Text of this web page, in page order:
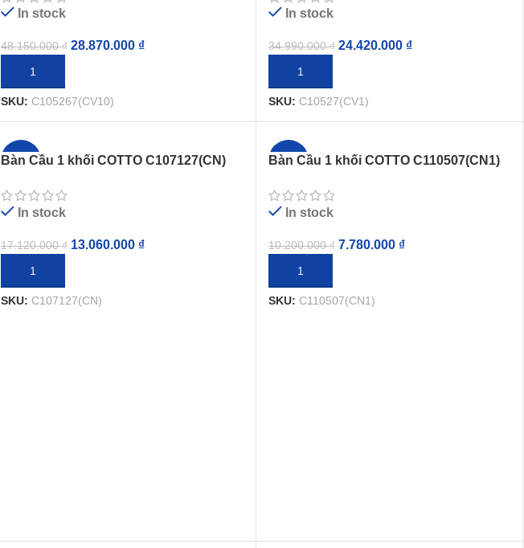
In stock
48.150.000₫ 28.870.000 ₫
THÊM VÀO GIỎ HÀNG
SKU: C105267(CV10)
In stock
34.990.000₫ 24.420.000 ₫
THÊM VÀO GIỎ HÀNG
SKU: C10527(CV1)
-24%
Bàn Cầu 1 khối COTTO C107127(CN)
In stock
17.120.000₫ 13.060.000 ₫
THÊM VÀO GIỎ HÀNG
SKU: C107127(CN)
-24%
Bàn Cầu 1 khối COTTO C110507(CN1)
In stock
10.200.000₫ 7.780.000 ₫
THÊM VÀO GIỎ HÀNG
SKU: C110507(CN1)